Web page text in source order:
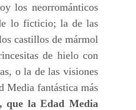
los neorrománticos
lo ficticio; la de las
castillos de mármol
de hielo con
o la de las visiones
Media fantástica más
que la Edad Media